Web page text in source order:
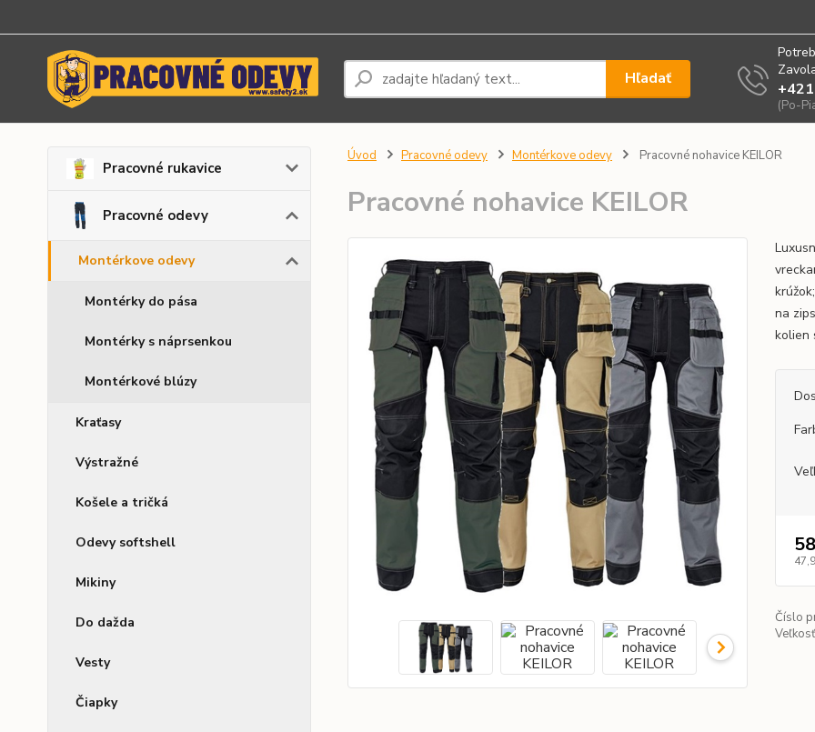
Hľadať
(Po-
Pracovné rukavice
Pracovné odevy
Montérkove odevy
Montérky do pása
Montérky s náprsenkou
Montérkové blúzy
Kraťasy
Výstražné
Košele a tričká
Odevy softshell
Mikiny
Do dažda
Vesty
Čiapky
Úvod Pracovné odevy Montérkove odevy Pracovné nohavice KEILOR
Pracovné nohavice KEILOR
na
kolien
Číslo